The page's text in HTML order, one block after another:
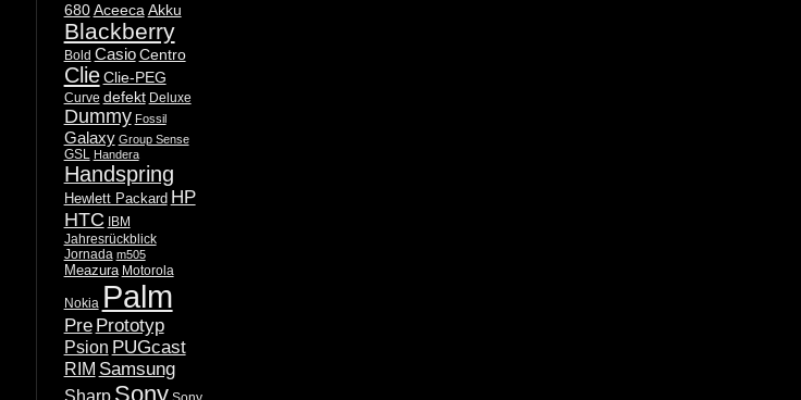
680 Aceeca Akku
Blackberry
Bold Casio Centro
Clie Clie-PEG
Curve defekt Deluxe
Dummy Fossil
Galaxy Group Sense
GSL Handera
Handspring
Hewlett Packard HP
HTC
IBM
Jahresrückblick
Jornada m505
Meazura Motorola
Nokia Palm
Pre Prototyp
Psion PUGcast
RIM Samsung
Sony